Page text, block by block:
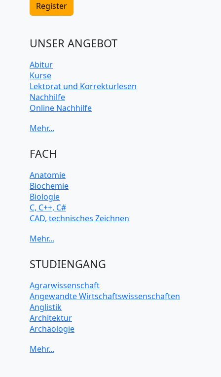
Register
UNSER ANGEBOT
Abitur
Kurse
Lektorat und Korrekturlesen
Nachhilfe
Online Nachhilfe
FACH
Anatomie
Biochemie
Biologie
C, C++, C#
CAD, technisches Zeichnen
Computerarchitektur
Elektrotechnik
Java
JavaScript
Künstliche Intelligenz
Latein
Makroökonomie
Mechanik
STUDIENGANG
Agrarwissenschaft
Angewandte Wirtschaftswissenschaften
Anglistik
Architektur
Archäologie
Biochemie Wissenschaften